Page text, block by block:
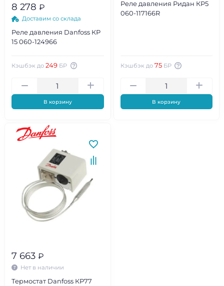
8 278 ₽
Доставим со склада
Реле давления Danfoss КР
15 060-124966
Кэшбэк до 249 БР
В корзину
Реле давления Ридан КР5
060-117166R
Кэшбэк до 75 БР
В корзину
7 663 ₽
Нет в наличии
Термостат Danfoss КР77